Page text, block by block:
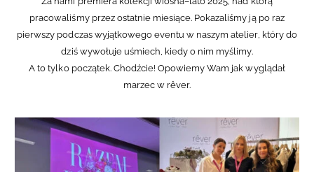
pracowaliśmy przez ostatnie miesiące. Pokazaliśmy ją po raz
pierwszy podczas wyjątkowego eventu w naszym atelier, który do
dziś wywołuje uśmiech, kiedy o nim myślimy.
A to tylko początek. Chodźcie! Opowiemy Wam jak wyglądał
marzec w rêver.